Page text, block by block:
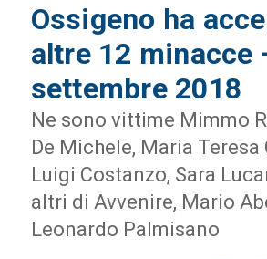
Ossigeno ha
altre 12 minacce
settembre 2018
Ne sono vittime Mimmo
De Michele, Maria Teresa
Luigi Costanzo, Sara
altri di Avvenire, Mario
Leonardo Palmisano